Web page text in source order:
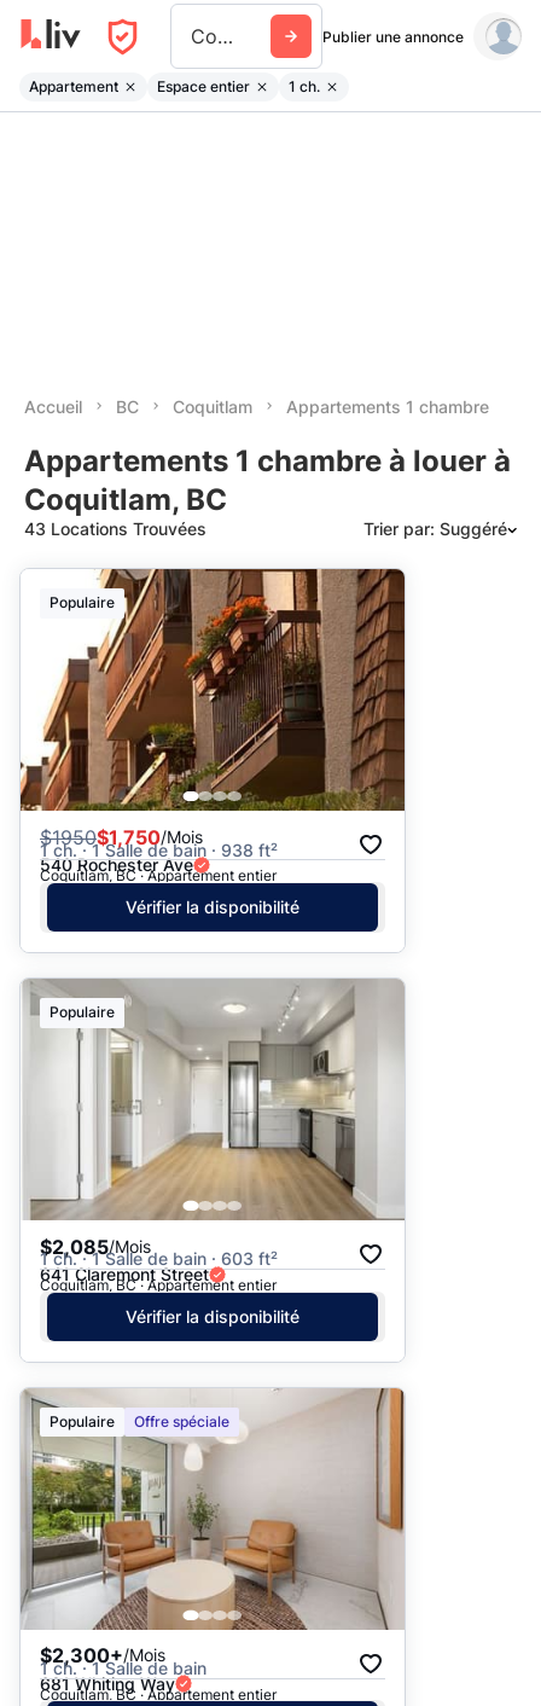
Coquitlam Publier une annonce
Appartement Espace entier 1 ch.
Accueil BC Coquitlam Appartements 1 chambre
Appartements 1 chambre à louer à
Coquitlam, BC
43 Locations Trouvées Trier par: Suggéré
Suggéré
Date: les plus récents d’abord
Date: les plus anciens d’abord
Prix - $$$ à $
Prix - $ à $$$
Populaire
$1950$1,750/Mois
1 ch. · 1 Salle de bain · 938 ft²
540 Rochester Ave
Coquitlam, BC · Appartement entier
Vérifier la disponibilité
Populaire
$2,085/Mois
1 ch. · 1 Salle de bain · 603 ft²
641 Claremont Street
Coquitlam, BC · Appartement entier
Vérifier la disponibilité
Populaire Offre spéciale
$2,300+/Mois
1 ch. · 1 Salle de bain
681 Whiting Way
Coquitlam, BC · Appartement entier